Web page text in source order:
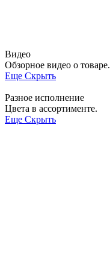
Видео
Обзорное видео о товаре.
Еще Скрыть
Разное исполнение
Цвета в ассортименте.
Еще Скрыть